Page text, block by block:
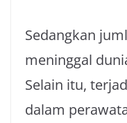
Sedangkan
meninggal
Selain itu,
dalam